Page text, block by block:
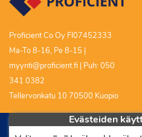
Proficient Co Oy FI07452333
Ma-To 8-16, Pe 8-15 |
myynti@proficient.fi | Puh: 050
341 0382
Tellervonkatu 10 70500 Kuopio
Evästeiden